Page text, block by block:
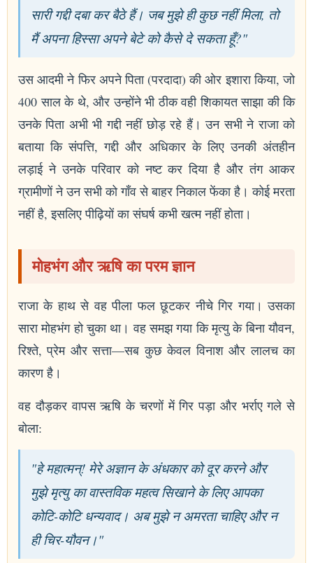
सारी गद्दी दबा कर बैठे हैं। जब मुझे ही कुछ नहीं मिला, तो
मैं अपना हिस्सा अपने बेटे को कैसे दे सकता हूँ?"
उस आदमी ने फिर अपने पिता (परदादा) की ओर इशारा किया, जो
400 साल के थे, और उन्होंने भी ठीक वही शिकायत साझा की कि
उनके पिता अभी भी गद्दी नहीं छोड़ रहे हैं। उन सभी ने राजा को
बताया कि संपत्ति, गद्दी और अधिकार के लिए उनकी अंतहीन
लड़ाई ने उनके परिवार को नष्ट कर दिया है और तंग आकर
ग्रामीणों ने उन सभी को गाँव से बाहर निकाल फेंका है। कोई मरता
नहीं है, इसलिए पीढ़ियों का संघर्ष कभी खत्म नहीं होता।
मोहभंग और ऋषि का परम ज्ञान
राजा के हाथ से वह पीला फल छूटकर नीचे गिर गया। उसका
सारा मोहभंग हो चुका था। वह समझ गया कि मृत्यु के बिना यौवन,
रिश्ते, प्रेम और सत्ता—सब कुछ केवल विनाश और लालच का
कारण है।
वह दौड़कर वापस ऋषि के चरणों में गिर पड़ा और भर्राए गले से
बोला:
"हे महात्मन्! मेरे अज्ञान के अंधकार को दूर करने और
मुझे मृत्यु का वास्तविक महत्व सिखाने के लिए आपका
कोटि-कोटि धन्यवाद। अब मुझे न अमरता चाहिए और न
ही चिर-यौवन।"